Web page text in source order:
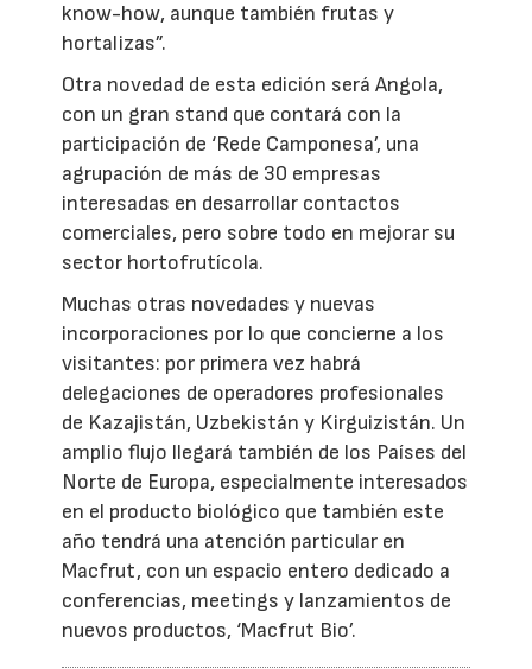
know-how, aunque también frutas y
hortalizas”.
Otra novedad de esta edición será Angola,
con un gran stand que contará con la
participación de ‘Rede Camponesa’, una
agrupación de más de 30 empresas
interesadas en desarrollar contactos
comerciales, pero sobre todo en mejorar su
sector hortofrutícola.
Muchas otras novedades y nuevas
incorporaciones por lo que concierne a los
visitantes: por primera vez habrá
delegaciones de operadores profesionales
de Kazajistán, Uzbekistán y Kirguizistán. Un
amplio flujo llegará también de los Países del
Norte de Europa, especialmente interesados
en el producto biológico que también este
año tendrá una atención particular en
Macfrut, con un espacio entero dedicado a
conferencias, meetings y lanzamientos de
nuevos productos, ‘Macfrut Bio’.